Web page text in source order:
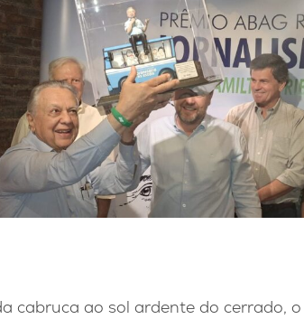
cabruca ao sol ardente do cerrado,